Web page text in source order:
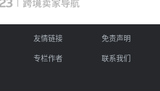
友情链接 免责声明
专栏作者 联系我们